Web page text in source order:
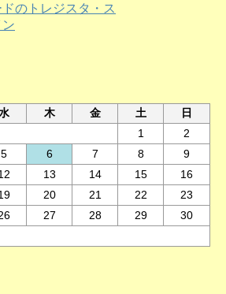
木 金 土
日
1
2
5 6 7 8
9
13 14 15
16
20 21 22
23
27 28 29
30